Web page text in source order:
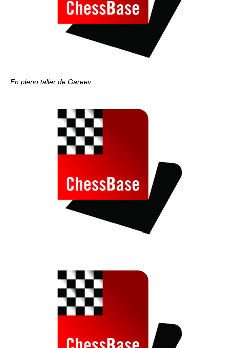
En pleno taller de Gareev